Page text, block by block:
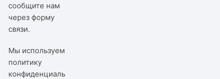
сообщите нам
черезформу
связи.
Мы используем
политику
конфиденциаль